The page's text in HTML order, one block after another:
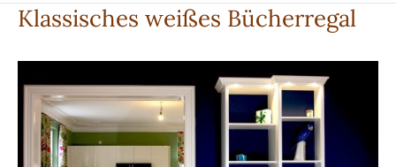
Klassisches weißes Bücherregal